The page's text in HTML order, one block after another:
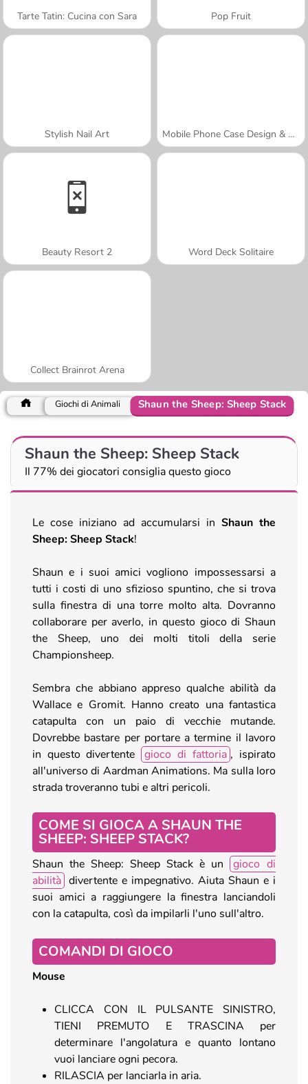
Tarte Tatin: Cucina con Sara Pop Fruit
Stylish Nail Art Mobile Phone Case Design & DIY
Beauty Resort 2 Word Deck Solitaire
Collect Brainrot Arena
Giochi di Animali Shaun the Sheep: Sheep Stack
Shaun the Sheep: Sheep Stack
Il 77% dei giocatori consiglia questo gioco
Le cose iniziano ad accumularsi in Shaun the
Sheep: Sheep Stack!
Shaun e i suoi amici vogliono impossessarsi a
tutti i costi di uno sfizioso spuntino, che si trova
sulla finestra di una torre molto alta. Dovranno
collaborare per averlo, in questo gioco di Shaun
the Sheep, uno dei molti titoli della serie
Championsheep.
Sembra che abbiano appreso qualche abilità da
Wallace e Gromit. Hanno creato una fantastica
catapulta con un paio di vecchie mutande.
Dovrebbe bastare per portare a termine il lavoro
in questo divertente
gioco di fattoria , ispirato
all'universo di Aardman Animations. Ma sulla loro
strada troveranno tubi e altri pericoli.
COME SI GIOCA A SHAUN THE
SHEEP: SHEEP STACK?
Shaun the Sheep: Sheep Stack è un
gioco di
abilità divertente e impegnativo. Aiuta Shaun e i
suoi amici a raggiungere la finestra lanciandoli
con la catapulta, così da impilarli l'uno sull'altro.
COMANDI DI GIOCO
Mouse
CLICCA CON IL PULSANTE SINISTRO,
TIENI PREMUTO E TRASCINA per
determinare l'angolatura e quanto lontano
vuoi lanciare ogni pecora.
RILASCIA per lanciarla in aria.